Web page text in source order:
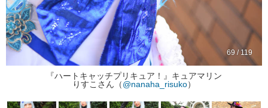
69 / 119
『ハートキャッチプリキュア！』キュアマリン
りすこさん（@nanaha_risuko）